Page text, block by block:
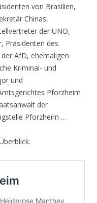
von Brasilien,
Chinas,
der UNO,
Präsidenten des
AfD, ehemaligen
Kriminal- und
und
Pforzheim
der
Pforzheim …